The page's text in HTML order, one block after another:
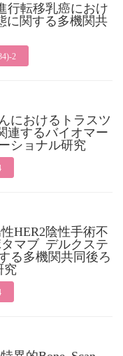
行転移乳癌におけ
に関する多機関共
2
におけるトラスツ
連するバイオマー
ショナル研究
HER2陰性手術不
マブ デルクステ
る多機関共同後ろ
究